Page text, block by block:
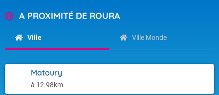
A PROXIMITÉ DE ROURA
Ville Ville Monde
Matoury
à 12.98km